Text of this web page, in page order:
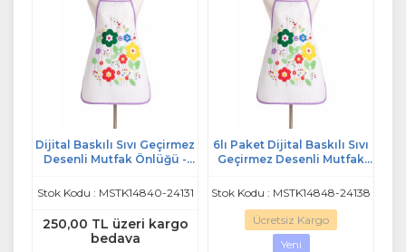
Dijital Baskılı Sıvı Geçirmez
Desenli Mutfak Önlüğü -
Stok Kodu : MSTK14840-24131
250,00 TL üzeri kargo
bedava
6lı Paket Dijital Baskılı Sıvı
Geçirmez Desenli Mutfak
Biyeli)
Stok Kodu : MSTK14848-24138
Ücretsiz Kargo
Yeni